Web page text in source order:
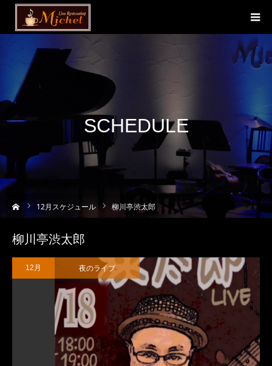
SCHEDULE
12月スケジュール 柳川亭渋太郎
柳川亭渋太郎
12月 夜のライブ